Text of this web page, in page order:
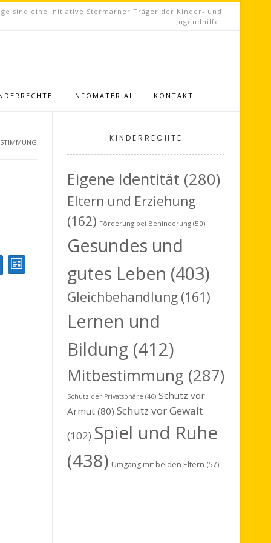
sind eine Initiative Stormarner Träger der Kinder- und
Jugendhilfe.
INFOMATERIAL KONTAKT
V
Liste
KINDERRECHTE
Eigene Identität (280)
Eltern und Erziehung
(162) Förderung bei Behinderung (50)
Gesundes und
gutes Leben (403)
Gleichbehandlung (161)
Lernen und
Bildung (412)
Mitbestimmung (287)
Schutz der Privatsphäre (46) Schutz vor
Armut (80) Schutz vor Gewalt
(102) Spiel und Ruhe
(438) Umgang mit beiden Eltern (57)